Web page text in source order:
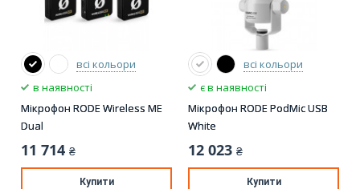
всі кольори
в наявності
Мікрофон RODE Wireless ME
Dual
11 714 ₴
Купити
всі кольори
є в наявності
Мікрофон RODE PodMic USB
White
12 023 ₴
Купити